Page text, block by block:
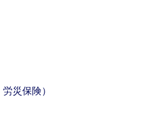
災保険）